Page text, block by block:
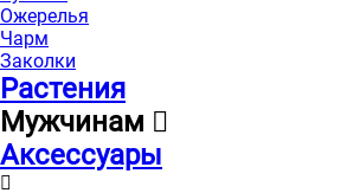
Ожерелья
Чарм
Заколки
Растения
Мужчинам
Аксессуары